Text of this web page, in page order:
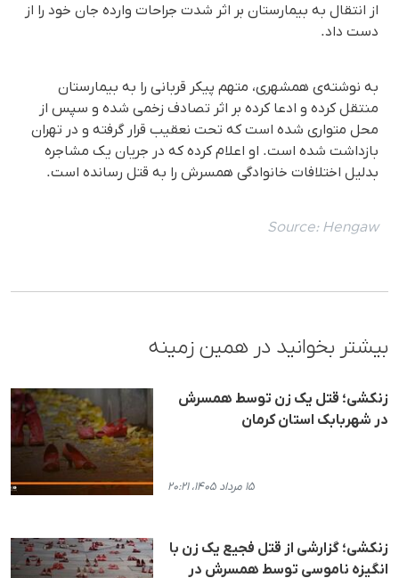
از انتقال به بیمارستان بر اثر شدت جراحات وارده جان خود را از
دست داد.
به نوشته‌ی همشهری، متهم پیکر قربانی را به بیمارستان
منتقل کرده و ادعا کرده بر اثر تصادف زخمی شده و سپس از
محل متواری شده است که تحت نعقیب قرار گرفته و در تهران
بازداشت شده است. او اعلام کرده که در جریان یک مشاجره
بدلیل اختلافات خانوادگی همسرش را به قتل رسانده است.
Source: Hengaw
بیشتر بخوانید در همین زمینه
زنکشی؛ قتل یک زن توسط همسرش
در شهربابک استان کرمان
۱۵ مرداد ۱۴۰۵، ۲۰:۲۱
زنکشی؛ گزارشی از قتل فجیع یک زن با
انگیزه ناموسی توسط همسرش در